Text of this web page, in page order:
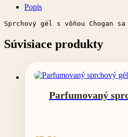
ml
Popis
Sprchový gél s vôňou Chogan
Súvisiace produkty
Parfumovaný